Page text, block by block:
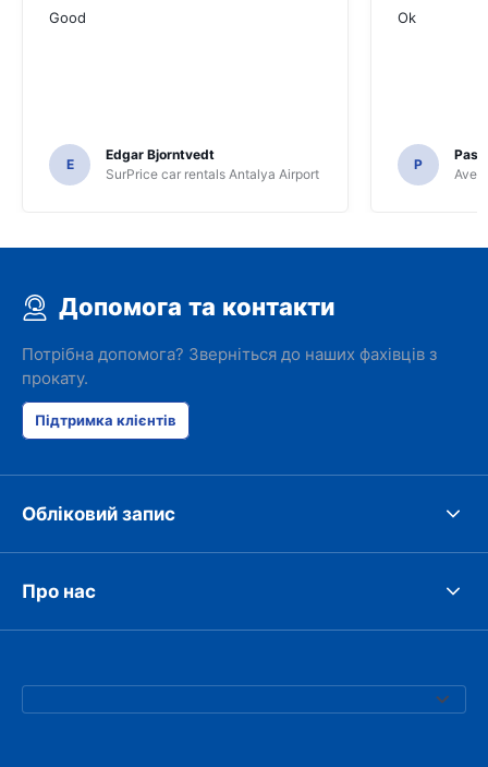
Good
E
Edgar Bjorntvedt
SurPrice car rentals Antalya Airport
Ok
P
Avec
Допомога та контакти
Потрібна допомога? Зверніться до наших фахівців з
прокату.
Підтримка клієнтів
Обліковий запис
Про нас